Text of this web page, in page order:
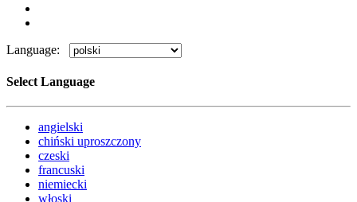
Language:
Select Language
angielski
chiński uproszczony
czeski
francuski
niemiecki
włoski